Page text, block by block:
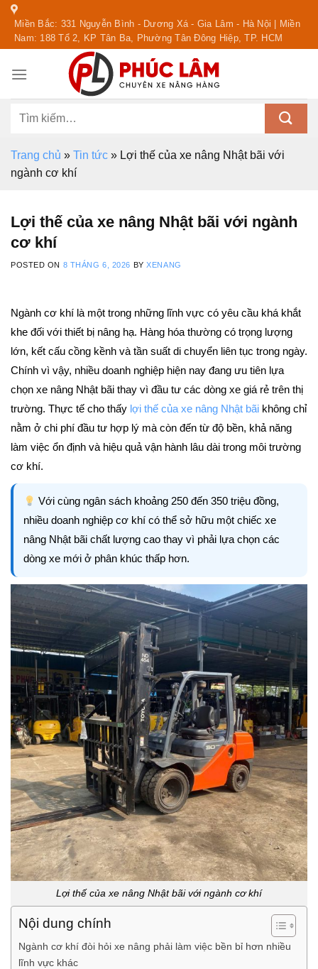
Skip
content
Miền Bắc: 331 Nguyễn Bình - Dương Xá - Gia Lâm - Hà Nội | Miền
Nam: 188 Tổ 2, KP Tân Ba, Phường Tân Đông Hiệp, TP. HCM
Tìm
Trang chủ » Tin tức » Lợi thế của xe nâng Nhật bãi với
ngành cơ khí
Lợi thế của xe nâng Nhật bãi với ngành
cơ khí
POSTED ON 8 THÁNG 6, 2026 BYXENANG
Ngành cơ khí là một trong những lĩnh vực có yêu cầu khá khắt
khe đối với thiết bị nâng hạ. Hàng hóa thường có trọng lượng
lớn, kết cấu cồng kềnh và tần suất di chuyển liên tục trong ngày.
Chính vì vậy, nhiều doanh nghiệp hiện nay đang ưu tiên lựa
chọn xe nâng Nhật bãi thay vì đầu tư các dòng xe giá rẻ trên thị
trường. Thực tế cho thấy lợi thế của xe nâng Nhật bãi không chỉ
nằm ở chi phí đầu tư hợp lý mà còn đến từ độ bền, khả năng
làm việc ổn định và hiệu quả vận hành lâu dài trong môi trường
cơ khí.
Với cùng ngân sách khoảng 250 đến 350 triệu đồng,
nhiều doanh nghiệp cơ khí có thể sở hữu một chiếc xe
nâng Nhật bãi chất lượng cao thay vì phải lựa chọn các
dòng xe mới ở phân khúc thấp hơn.
Lợi thế của xe nâng Nhật bãi với ngành cơ khí
Nội dung chính
Ngành cơ khí đòi hỏi xe nâng phải làm việc bền bỉ hơn nhiều
lĩnh vực khác